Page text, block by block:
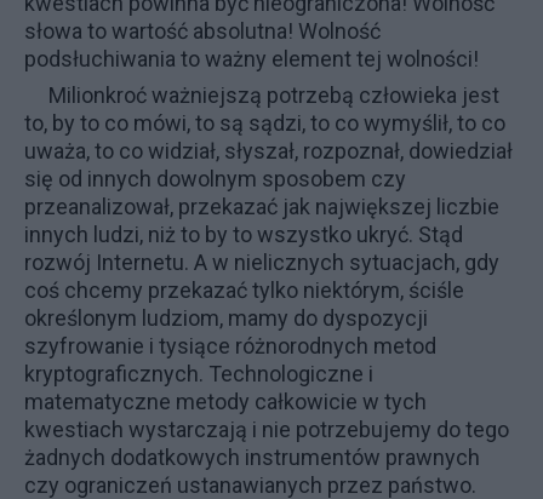
słowa to wartość absolutna! Wolność
podsłuchiwania to ważny element tej wolności!
Milionkroć ważniejszą potrzebą człowieka jest
to, by to co mówi, to są sądzi, to co wymyślił, to co
uważa, to co widział, słyszał, rozpoznał, dowiedział
się od innych dowolnym sposobem czy
przeanalizował, przekazać jak największej liczbie
innych ludzi, niż to by to wszystko ukryć. Stąd
rozwój Internetu. A w nielicznych sytuacjach, gdy
coś chcemy przekazać tylko niektórym, ściśle
określonym ludziom, mamy do dyspozycji
szyfrowanie i tysiące różnorodnych metod
kryptograficznych. Technologiczne i
matematyczne metody całkowicie w tych
kwestiach wystarczają i nie potrzebujemy do tego
żadnych dodatkowych instrumentów prawnych
czy ograniczeń ustanawianych przez państwo.